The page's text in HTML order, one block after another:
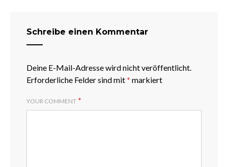
Schreibe einen Kommentar
Deine E-Mail-Adresse wird nicht veröffentlicht.
Erforderliche Felder sind mit* markiert
YOUR COMMENT *